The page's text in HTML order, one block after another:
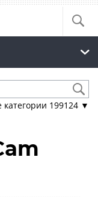
категории 199124 ▼